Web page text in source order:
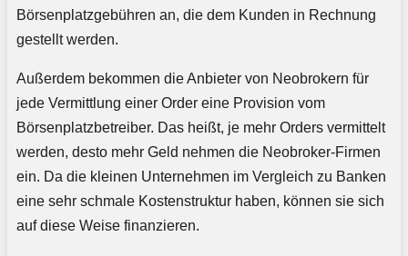
Börsenplatzgebühren an, die dem Kunden in Rechnung
gestellt werden.
Außerdem bekommen die Anbieter von Neobrokern für
jede Vermittlung einer Order eine Provision vom
Börsenplatzbetreiber. Das heißt, je mehr Orders vermittelt
werden, desto mehr Geld nehmen die Neobroker-Firmen
ein. Da die kleinen Unternehmen im Vergleich zu Banken
eine sehr schmale Kostenstruktur haben, können sie sich
auf diese Weise finanzieren.